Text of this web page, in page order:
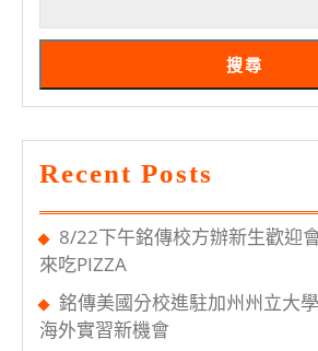
搜尋
Recent Posts
8/22下午銘傳校方辦新生歡迎
來吃PIZZA
銘傳美國分校進駐加州州立大
海外實習新機會